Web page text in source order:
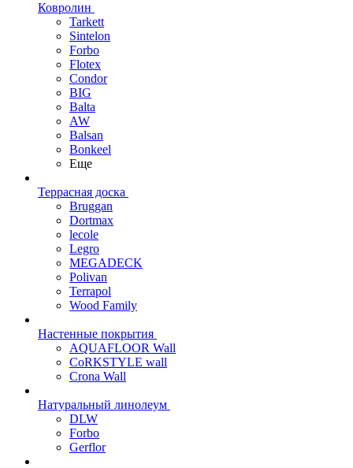
Ковролин
Tarkett
Sintelon
Forbo
Flotex
Condor
BIG
Balta
AW
Balsan
Bonkeel
Еще
Террасная доска
Bruggan
Dortmax
lecole
Legro
MEGADECK
Polivan
Terrapol
Wood Family
Настенные покрытия
AQUAFLOOR Wall
CoRKSTYLE wall
Crona Wall
Натуральный линолеум
DLW
Forbo
Gerflor